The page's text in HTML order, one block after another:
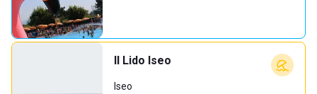
Il Lido Iseo
Iseo